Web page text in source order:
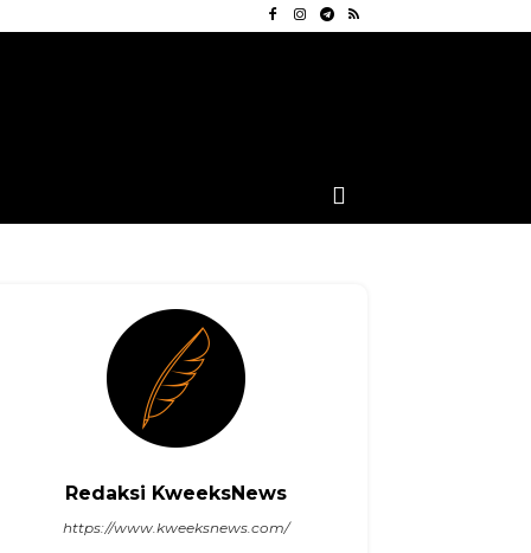
Redaksi KweeksNews
https://www.kweeksnews.com/